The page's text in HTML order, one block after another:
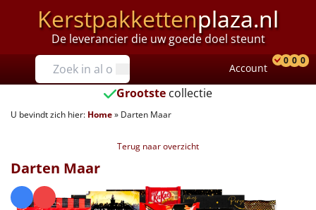
Kerstpakkettenplaza.nl
De leverancier die uw goede doel steunt
Prijzen
Tot €25
€25 tot €35
€40 tot €45
Account
0 0 0
Grootste collectie
U bevindt zich hier: Home» Darten Maar
Terug naar overzicht
Darten Maar